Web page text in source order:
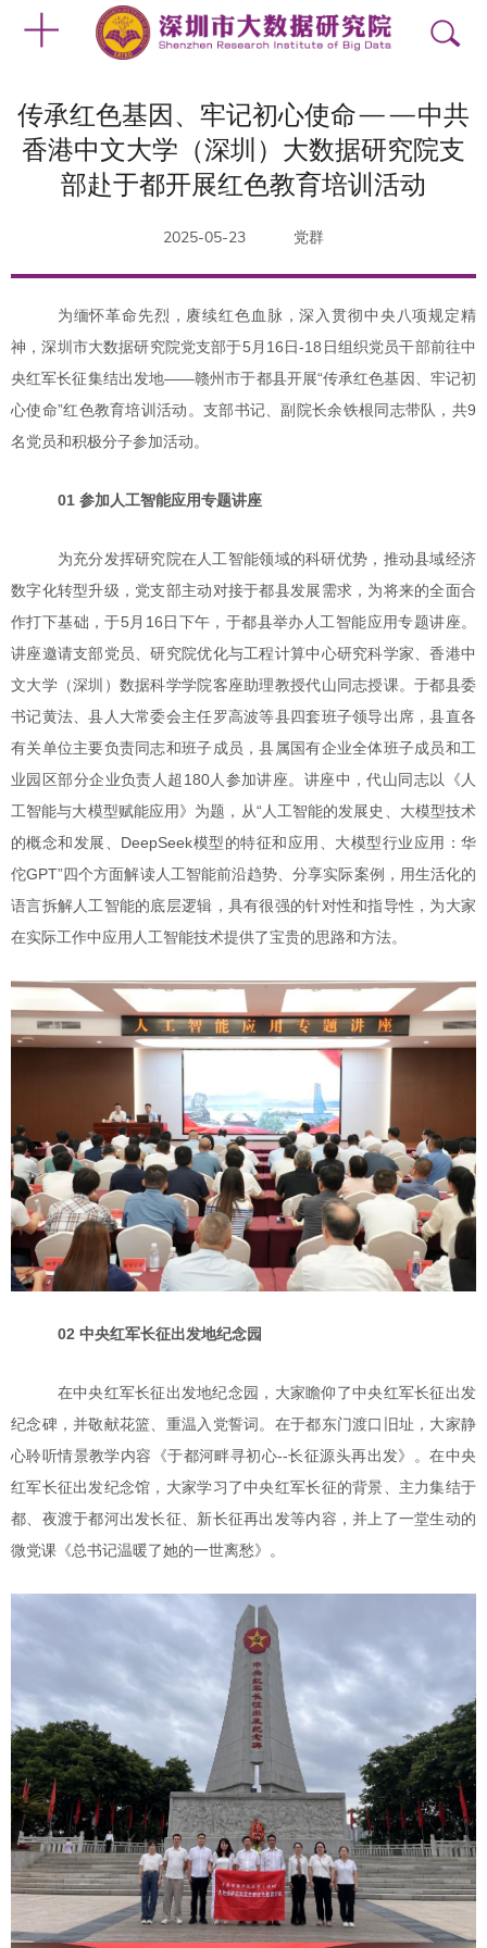
传承红色基因、牢记初心使命——中共
香港中文大学（深圳）大数据研究院支
部赴于都开展红色教育培训活动
2025-05-23 党群
为缅怀革命先烈，赓续红色血脉，深入贯彻中央八项规定精
神 ，深圳市大数据研究院党支部于5 月 16日-18 日组织党员干部前往中
央红军长征集结出发地——赣州市于都县开展“传承红色基因、牢记初
心使命”红色教育培训活动。 支部书记、副院长余铁根同志带队，共9
名党员和积极分子参加活动。
01 参加人工智能应用专题讲座
为充分发挥研究院在人工智能领域的科研优势，推动县域经济
数字化转型升级，党支部主动对接于都县发展需求，为将来的全面合
作打下基础，于5月16日下午，于都县举办人工智能应用专题讲座。
讲座邀请支部党员、研究院优化与工程计算中心研究科学家、香港中
文大学（深圳）数据科学学院客座助理教授代山同志授课。于都县委
书记黄法、县人大常委会主任罗高波等县四套班子领导出席，县直各
有关单位主要负责同志和班子成员，县属国有企业全体班子成员和工
业园区部分企业负责人超180人参加讲座。讲座中，代山同志以《人
工智能与大模型赋能应用》为题，从“人工智能的发展史、大模型技术
的概念和发展、DeepSeek模型的特征和应用、大模型行业应用：华
佗GPT”四个方面解读人工智能前沿趋势、分享实际案例，用生活化的
语言拆解人工智能的底层逻辑，具有很强的针对性和指导性，为大家
在实际工作中应用人工智能技术提供了宝贵的思路和方法。
02 中央红军长征出发地纪念园
在中央红军长征出发地纪念园， 大家瞻仰了中央红军长征出发
纪念碑，并敬献花篮、重温入党誓词。在于都东门渡口旧址，大家静
心聆听情景教学内容《于都河畔寻初心--长征源头再出发》。在中央
红军长征出发纪念馆， 大家学习了中央红军长征的背景、主力集结于
都、夜渡于都河出发长征 、新长征再出发等内容 ，并上了一堂生动的
微党课《总书记温暖了她的一世离愁》。